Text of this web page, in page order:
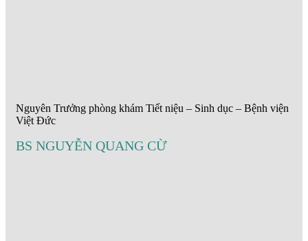
Nguyên Trưởng phòng khám Tiết niệu – Sinh dục – Bệnh viện
Việt Đức
BS NGUYỄN QUANG CỪ